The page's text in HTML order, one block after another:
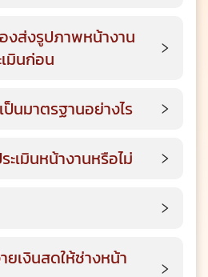
งส่งรูปภาพหน้างาน
มินก่อน
ป็นมาตรฐานอย่างไร
ะเมินหน้างานหรือไม่
ยเงินสดให้ช่างหน้า